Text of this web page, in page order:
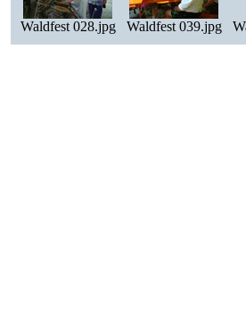
Waldfest 028.jpg Waldfest 039.jpg